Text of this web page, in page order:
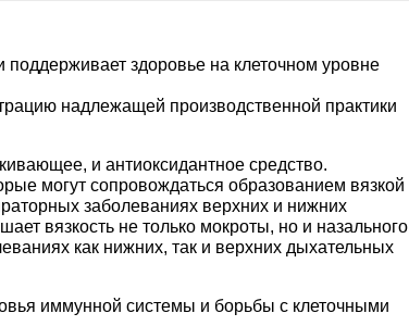
здоровье на клеточном уровне
надлежащей производственной практики
и антиоксидантное средство.
могут сопровождаться образованием вязкой
заболеваниях верхних и нижних
вязкость не только мокроты, но и назального
как нижних, так и верхних дыхательных
иммунной системы и борьбы с клеточными